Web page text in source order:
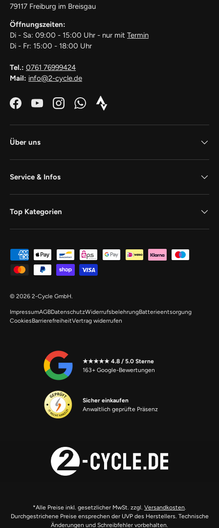
79117 Freiburg im Breisgau
Öffnungszeiten:
Di - Sa: 09:00 - 15:00 Uhr - nur mit Termin
Di - Fr: 15:00 - 18:00 Uhr
Tel.: 0761 76999424
Mail: info@2-cycle.de
FacebookYouTubeInstagramWhatsAppStrava_Icon_Logo_white1
Über uns
Service & Infos
Top Kategorien
Zahlungsmethoden
© 2026 2-Cycle GmbH.
ImpressumAGBDatenschutzWiderrufsbelehrungBatterieentsorgung
CookiesBarrierefreiheitVertrag widerrufen
★★★★★ 4.8 / 5.0 Sterne
163+ Google-Bewertungen
Sicher einkaufen
Anwaltlich geprüfte Präsenz
*Alle Preise inkl. gesetzlicher MwSt. zzgl. Versandkosten.
Durchgestrichene Preise ensprechen der UVP des Herstellers. Technische
Änderungen und Schreibfehler vorbehalten.